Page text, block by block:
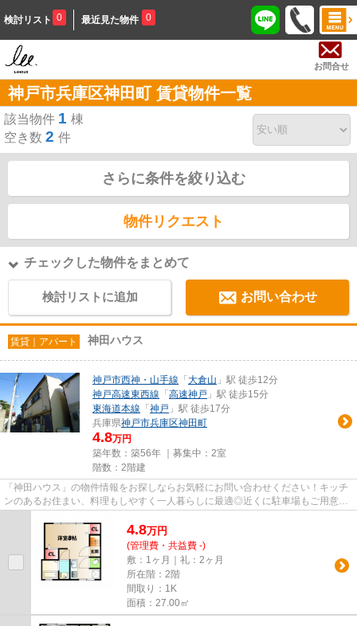
検討リスト 0 最近見た物件 0
お問合せ
神戸市兵庫区神田町 賃貸物件一覧
該当物件 1 棟
空き数 2 件
さらに条件を絞り込む
物件リクエスト
チェックした物件をまとめて
検討リストに追加 お問い合わせ
賃貸｜アパート 神田ハウス
神戸市西神・山手線 「 大倉山 」駅 徒歩12分
神戸高速東西線 「 高速神戸 」駅 徒歩15分
東海道本線 「 神戸 」駅 徒歩17分
兵庫県神戸市兵庫区神田町
4.8万円
築年数：築56年 ｜募集中： 2室
階数：2階建
「神田ハウス」の物件情報をお探しならお気軽にお問い合わせください！キッチ
ンのあるお住まい、料理もしやすく一人暮らしに最適◎近くに駐車場もご用意し
4.8万円
(管理費・共益費 -)
敷：1ヶ月｜礼：2ヶ月
所在階：2階
間取り：1K
面積：27.00㎡